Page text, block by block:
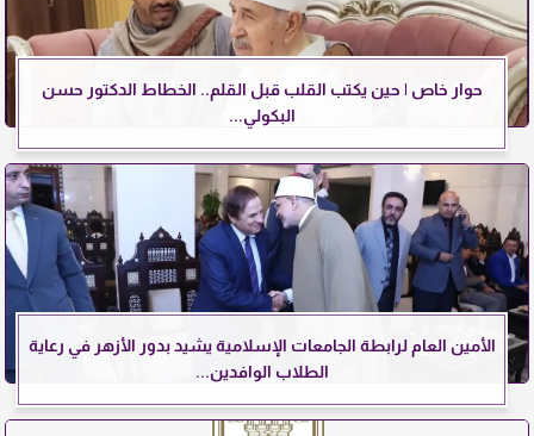
حوار خاص | حين يكتب القلب قبل القلم.. الخطاط الدكتور حسن
البكولي...
الأمين العام لرابطة الجامعات الإسلامية يشيد بدور الأزهر في رعاية
الطلاب الوافدين...